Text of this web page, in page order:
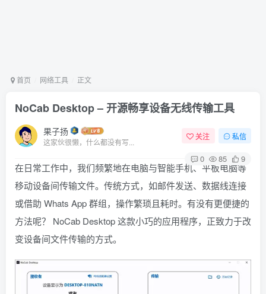
首页 网络工具 正文
NoCab Desktop – 开源畅享设备无线传输工具
果子扬
这家伙很懒，什么都没有写...
关注 私信
0 85 9
在日常工作中，我们频繁地在电脑与智能手机、平板电脑等
移动设备间传输文件。传统方式，如邮件发送、数据线连接
或借助 Whats App 群组，操作繁琐且耗时。有没有更便捷的
方法呢？ NoCab Desktop 这款小巧的应用程序，正致力于改
变设备间文件传输的方式。